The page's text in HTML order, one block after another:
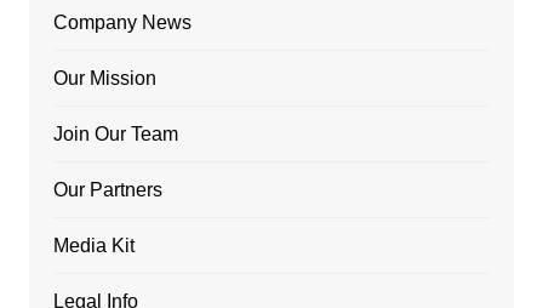
Company News
Our Mission
Join Our Team
Our Partners
Media Kit
Legal Info